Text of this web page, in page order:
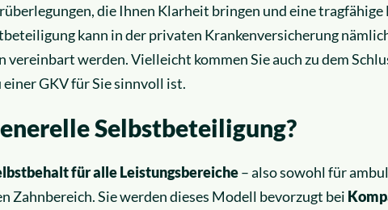
die Ihnen Klarheit bringen und eine tragfähige
kann in der privaten Krankenversicherung
vereinbart werden. Vielleicht kommen Sie auch zu dem
einer GKV für Sie sinnvoll ist.
Selbstbeteiligung?
für alle Leistungsbereiche– also sowohl für
Zahnbereich. Sie werden dieses Modell bevorzugt bei